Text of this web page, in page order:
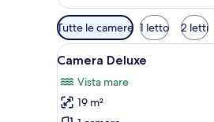
Filtri
disponibili
per
camere
Tutte le camere 1 letto 2 letti
Apri
tutte
le
foto
8
Camera Deluxe
Vista mare
19 m²